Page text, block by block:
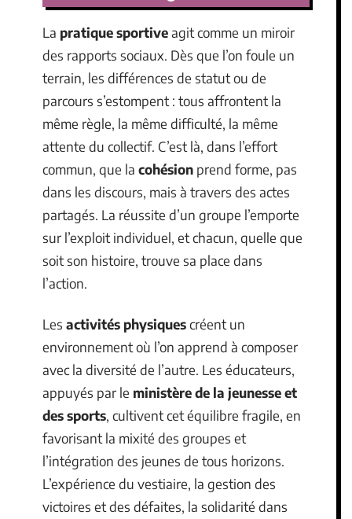
La pratique sportiveagit comme un miroir
des rapports sociaux. Dès que l’on foule un
terrain, les différences de statut ou de
parcours s’estompent : tous affrontent la
même règle, la même difficulté, la même
attente du collectif. C’est là, dans l’effort
commun, que la cohésion prend forme, pas
dans les discours, mais à travers des actes
partagés. La réussite d’un groupe l’emporte
sur l’exploit individuel, et chacun, quelle que
soit son histoire, trouve sa place dans
l’action.
Les activités physiquescréent un
environnement où l’on apprend à composer
avec la diversité de l’autre. Les éducateurs,
appuyés par le ministère de la jeunesse et
des sports, cultivent cet équilibre fragile, en
favorisant la mixité des groupes et
l’intégration des jeunes de tous horizons.
L’expérience du vestiaire, la gestion des
victoires et des défaites, la solidarité dans